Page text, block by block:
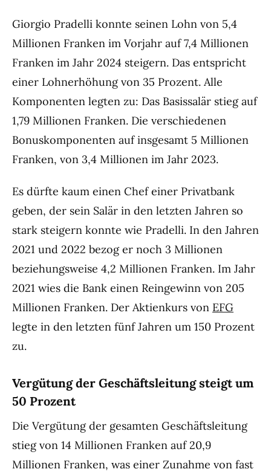
Giorgio Pradelli konnte seinen Lohn von 5,4
Millionen Franken im Vorjahr auf 7,4 Millionen
Franken im Jahr 2024 steigern. Das entspricht
einer Lohnerhöhung von 35 Prozent. Alle
Komponenten legten zu: Das Basissalär stieg auf
1,79 Millionen Franken. Die verschiedenen
Bonuskomponenten auf insgesamt 5 Millionen
Franken, von 3,4 Millionen im Jahr 2023.
Es dürfte kaum einen Chef einer Privatbank
geben, der sein Salär in den letzten Jahren so
stark steigern konnte wie Pradelli. In den Jahren
2021 und 2022 bezog er noch 3 Millionen
beziehungsweise 4,2 Millionen Franken. Im Jahr
2021 wies die Bank einen Reingewinn von 205
Millionen Franken. Der Aktienkurs von EFG
legte in den letzten fünf Jahren um 150 Prozent
zu.
Vergütung der Geschäftsleitung steigt um
50 Prozent
Die Vergütung der gesamten Geschäftsleitung
stieg von 14 Millionen Franken auf 20,9
Millionen Franken, was einer Zunahme von fast